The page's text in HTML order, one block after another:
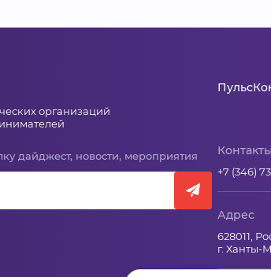
организаций
дайджест, новости, мероприятия
Пульс
Контакты
+7 (346)
Адрес
628011,
г. Ханты-